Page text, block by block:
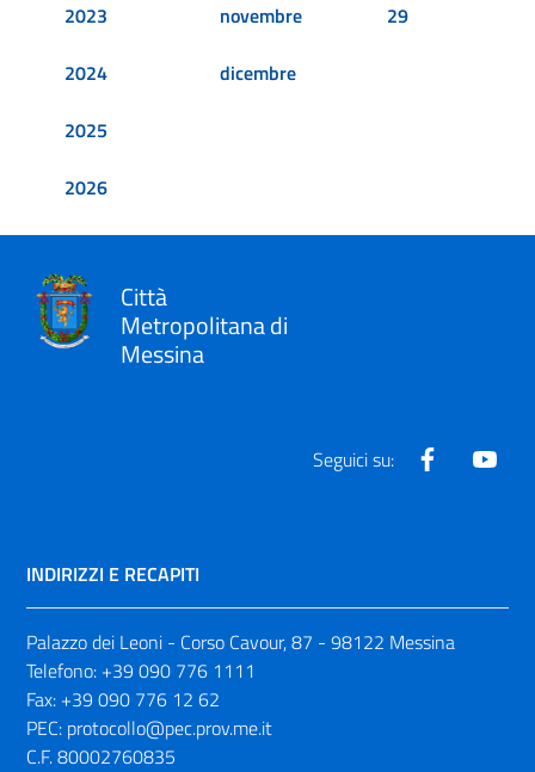
2023
2024
2025
2026
novembre
dicembre
29
Città
Metropolitana di
Messina
Seguici su: Facebook
INDIRIZZI E RECAPITI
Palazzo dei Leoni - Corso Cavour, 87 - 98122 Messina
Telefono: +39 090 776 1111
Fax: +39 090 776 12 62
PEC: protocollo@pec.prov.me.it
C.F. 80002760835